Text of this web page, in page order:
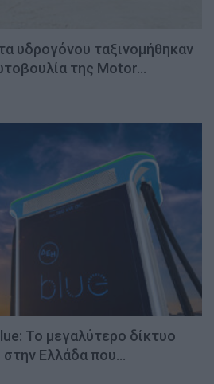
υδρογόνου ταξινομήθηκαν
της Motor…
Το μεγαλύτερο δίκτυο
στην Ελλάδα που…